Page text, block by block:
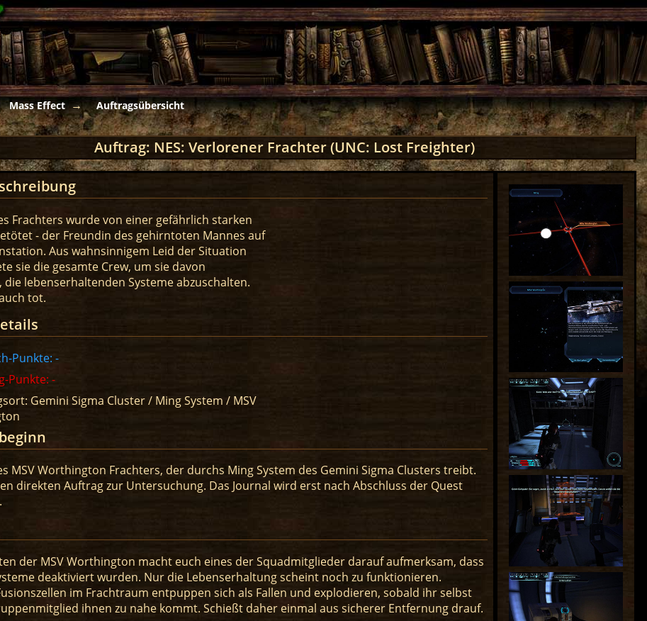
Mass Effect Auftragsübersicht
Auftrag: NES: Verlorener Frachter (UNC: Lost Freighter)
Frachters wurde von einer gefährlich starken
- der Freundin des gehirntoten Mannes auf
Aus wahnsinnigem Leid der Situation
sie die gesamte Crew, um sie davon
die lebenserhaltenden Systeme abzuschalten.
tot.
Punkte: -
Punkte: -
Gemini Sigma Cluster / Ming System / MSV
MSV Worthington Frachters, der durchs Ming System des Gemini Sigma Clusters treibt.
direkten Auftrag zur Untersuchung. Das Journal wird erst nach Abschluss der Quest
der MSV Worthington macht euch eines der Squadmitglieder darauf aufmerksam, dass
deaktiviert wurden. Nur die Lebenserhaltung scheint noch zu funktionieren.
im Frachtraum entpuppen sich als Fallen und explodieren, sobald ihr selbst
ihnen zu nahe kommt. Schießt daher einmal aus sicherer Entfernung drauf.